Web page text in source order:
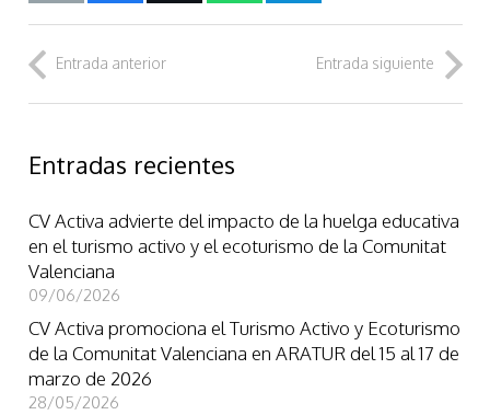
Entrada anterior Entrada siguiente
Entradas recientes
CV Activa advierte del impacto de la huelga educativa
en el turismo activo y el ecoturismo de la Comunitat
Valenciana
09/06/2026
CV Activa promociona el Turismo Activo y Ecoturismo
de la Comunitat Valenciana en ARATUR del 15 al 17 de
marzo de 2026
28/05/2026